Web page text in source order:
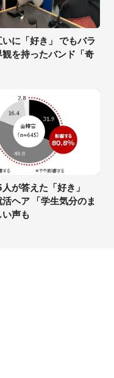
に「好き」 でもバラ
を持ったバンド「奇
が答えた「好き」
活ヘア 「学生気分のま
い声も